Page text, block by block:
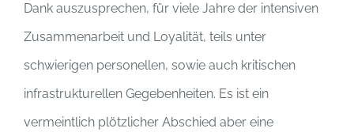
Dank auszusprechen, für viele Jahre der intensiven
Zusammenarbeit und Loyalität, teils unter
schwierigen personellen, sowie auch kritischen
infrastrukturellen Gegebenheiten. Es ist ein
vermeintlich plötzlicher Abschied aber eine